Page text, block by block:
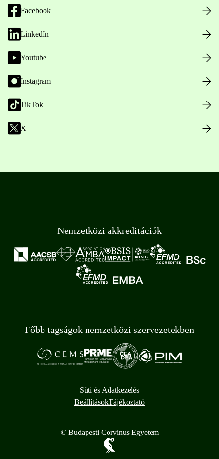
Facebook
LinkedIn
Youtube
Instagram
TikTok
X
Nemzetközi akkreditációk
Főbb tagságok nemzetközi szervezetekben
Süti és Adatkezelés
BeállításokTájékoztató
© Budapesti Corvinus Egyetem